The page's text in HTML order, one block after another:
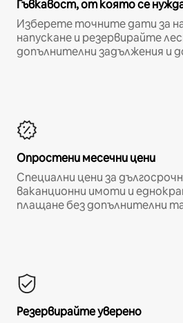
Гъвкавост, от която се
Изберете точните дати за
напускане и резервирайте
допълнителни задължения и
Опростени месечни цени
Специални цени за
ваканционни имоти и
плащане без допълнителни
Резервирайте уверено